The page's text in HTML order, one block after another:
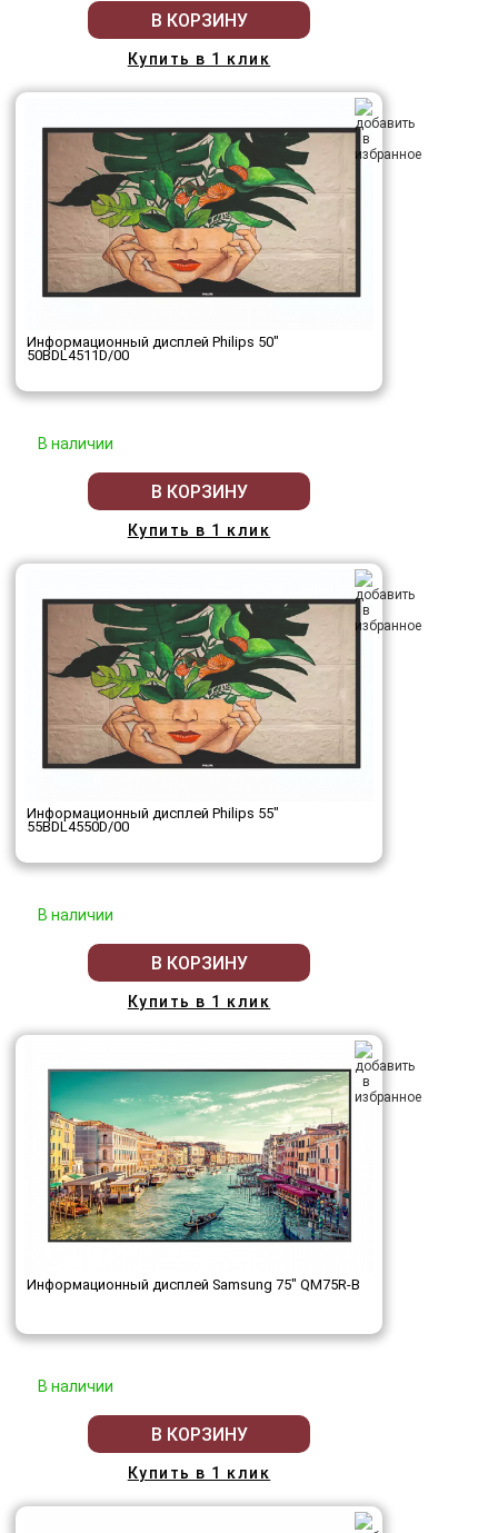
В КОРЗИНУ
Купить в 1 клик
Информационный дисплей Philips 50"
50BDL4511D/00
В наличии
В КОРЗИНУ
Купить в 1 клик
Информационный дисплей Philips 55"
55BDL4550D/00
В наличии
В КОРЗИНУ
Купить в 1 клик
Информационный дисплей Samsung 75" QM75R-B
В наличии
В КОРЗИНУ
Купить в 1 клик